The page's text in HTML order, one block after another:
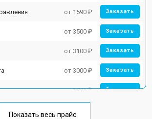
от 1590 ₽ Заказать
от 3500 ₽ Заказать
от 3100 ₽ Заказать
от 3000 ₽ Заказать
от 2750 ₽ Заказать
Показать весь прайс